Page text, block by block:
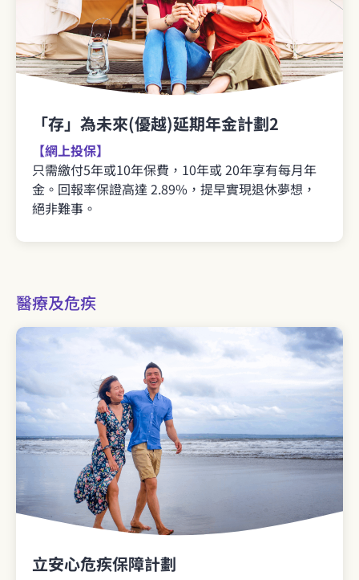
「存」為未來(優越)延期年金計劃2
【網上投保】
只需繳付5年或10年保費，10年或 20年享有每月年
金。回報率保證高達 2.89%，提早實現退休夢想，
絕非難事。
醫療及危疾
立安心危疾保障計劃